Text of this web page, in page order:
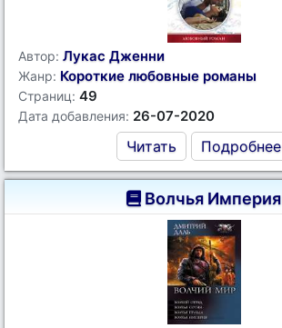
Автор: Лукас Дженни
Жанр: Короткие любовные романы
Страниц: 49
Дата добавления: 26-07-2020
Читать Подробнее
Волчья Империя